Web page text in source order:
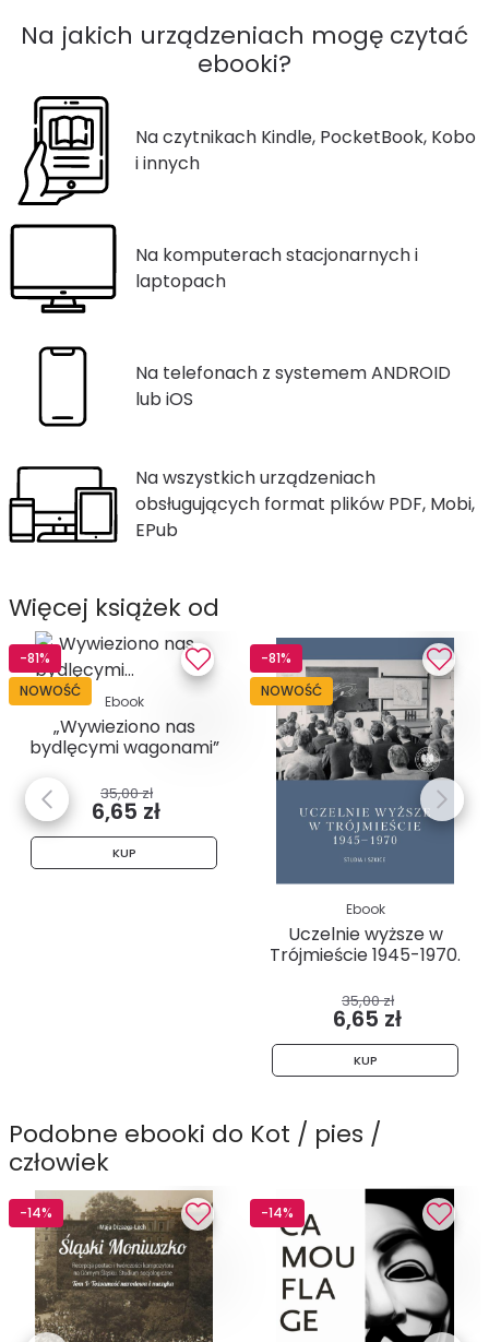
Na jakich urządzeniach mogę czytać
ebooki?
Na czytnikach Kindle, PocketBook, Kobo
i innych
Na komputerach stacjonarnych i
laptopach
Na telefonach z systemem ANDROID
lub iOS
Na wszystkich urządzeniach
obsługujących format plików PDF, Mobi,
EPub
Więcej książek od
-81%
NOWOŚĆ
Ebook
„Wywieziono nas
bydlęcymi wagonami”
35,00 zł
6,65 zł
KUP
-81%
NOWOŚĆ
Ebook
Uczelnie wyższe w
Trójmieście 1945-1970.
35,00 zł
6,65 zł
KUP
Podobne ebooki do Kot / pies /
człowiek
-14% -14%